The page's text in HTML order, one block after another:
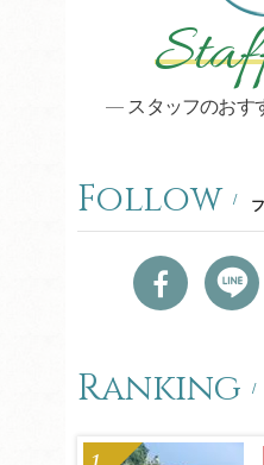
スタッフのおす
Follow
Ranking